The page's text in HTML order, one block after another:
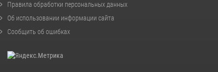
Правила обработки персональных данных
Об использовании информации сайта
Сообщить об ошибках